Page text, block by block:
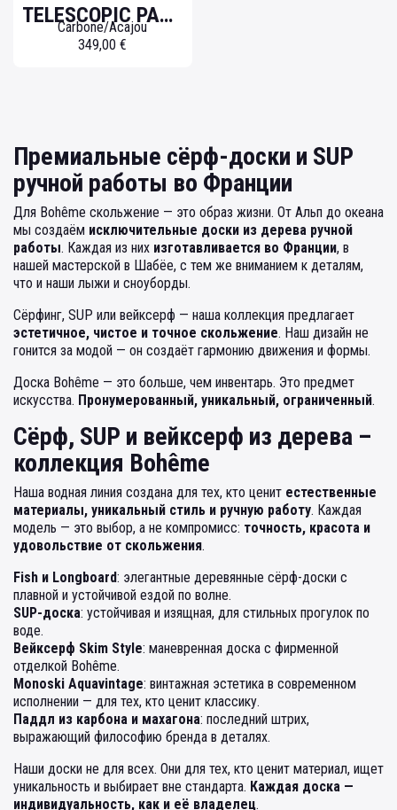
TELESCOPIC PADDLE
Carbone/Acajou
349,00 €
Премиальные сёрф-доски и SUP
ручной работы во Франции
Для Bohême скольжение — это образ жизни. От Альп до океана
мы создаём исключительные доски из дерева ручной
работы. Каждая из них изготавливается во Франции, в
нашей мастерской в Шабёе, с тем же вниманием к деталям,
что и наши лыжи и сноуборды.
Сёрфинг, SUP или вейксерф — наша коллекция предлагает
эстетичное, чистое и точное скольжение. Наш дизайн не
гонится за модой — он создаёт гармонию движения и формы.
Доска Bohême — это больше, чем инвентарь. Это предмет
искусства. Пронумерованный, уникальный, ограниченный.
Сёрф, SUP и вейксерф из дерева –
коллекция Bohême
Наша водная линия создана для тех, кто ценит естественные
материалы, уникальный стиль и ручную работу. Каждая
модель — это выбор, а не компромисс: точность, красота и
удовольствие от скольжения.
Fish и Longboard: элегантные деревянные сёрф-доски с
плавной и устойчивой ездой по волне.
SUP-доска: устойчивая и изящная, для стильных прогулок по
воде.
Вейксерф Skim Style: маневренная доска с фирменной
отделкой Bohême.
Monoski Aquavintage: винтажная эстетика в современном
исполнении — для тех, кто ценит классику.
Паддл из карбона и махагона: последний штрих,
выражающий философию бренда в деталях.
Наши доски не для всех. Они для тех, кто ценит материал, ищет
уникальность и выбирает вне стандарта. Каждая доска —
индивидуальность, как и её владелец.